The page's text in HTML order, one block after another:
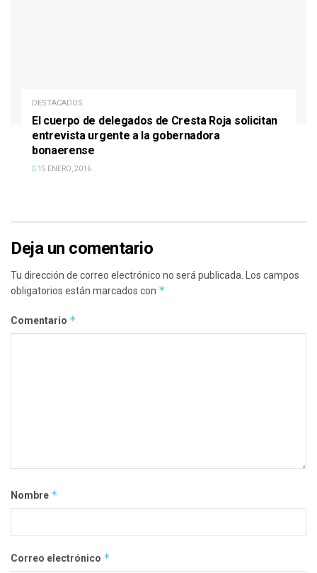
DESTACADOS
El cuerpo de delegados de Cresta Roja solicitan
entrevista urgente a la gobernadora
bonaerense
15 ENERO, 2016
Deja un comentario
Tu dirección de correo electrónico no será publicada. Los campos
obligatorios están marcados con *
Comentario *
Nombre *
Correo electrónico *